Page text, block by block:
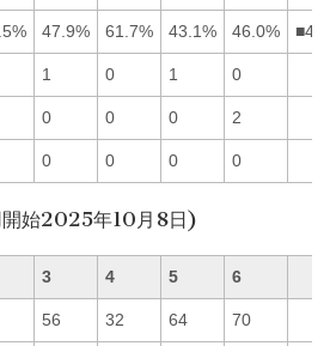
47.9% 61.7% 43.1% 46.0%
1 0 1 0
0 0 0 2
0 0 0 0
始2025年10月8日)
3 4 5 6
56 32 64 70